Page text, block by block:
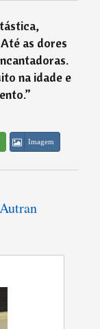
as dores
na idade e
”
Imagem